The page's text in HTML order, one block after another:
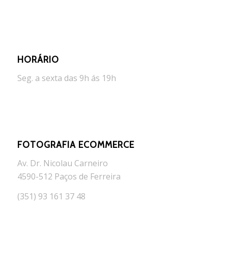
HORÁRIO
Seg. a sexta das 9h ás 19h
FOTOGRAFIA ECOMMERCE
Av. Dr. Nicolau Carneiro
4590-512 Paços de Ferreira
(351) 93 161 37 48